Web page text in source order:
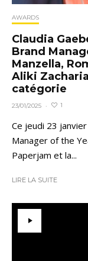
AWARDS
Claudia
Brand
Manzella,
Aliki
catégorie
23/01/2025 · 1
Ce jeudi 23
Manager of the
Paperjam et la...
LIRE LA SUITE